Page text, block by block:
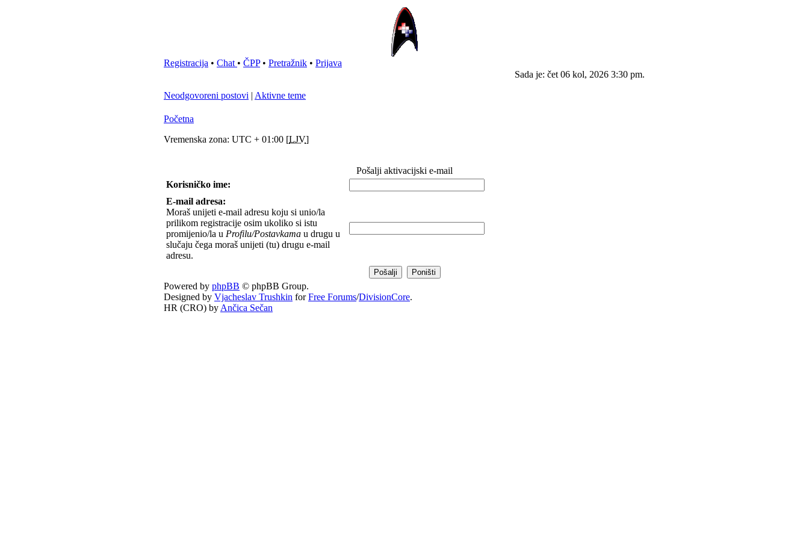
Registracija • Chat • ČPP• Pretražnik • Prijava
Sada je: čet 06 kol, 2026 3:30 pm.
Neodgovoreni postovi | Aktivne teme
Početna
Vremenska zona: UTC + 01:00 [LJV]
Pošalji aktivacijski e-mail
Korisničko ime:
E-mail adresa:
Moraš unijeti e-mail adresu koju si unio/la
prilikom registracije osim ukoliko si istu
promijenio/la u Profilu/Postavkama u drugu u
slučaju čega moraš unijeti (tu) drugu e-mail
adresu.
Powered by phpBB © phpBB Group.
Designed by Vjacheslav Trushkin forFree Forums/DivisionCore.
HR (CRO) by Ančica Sečan